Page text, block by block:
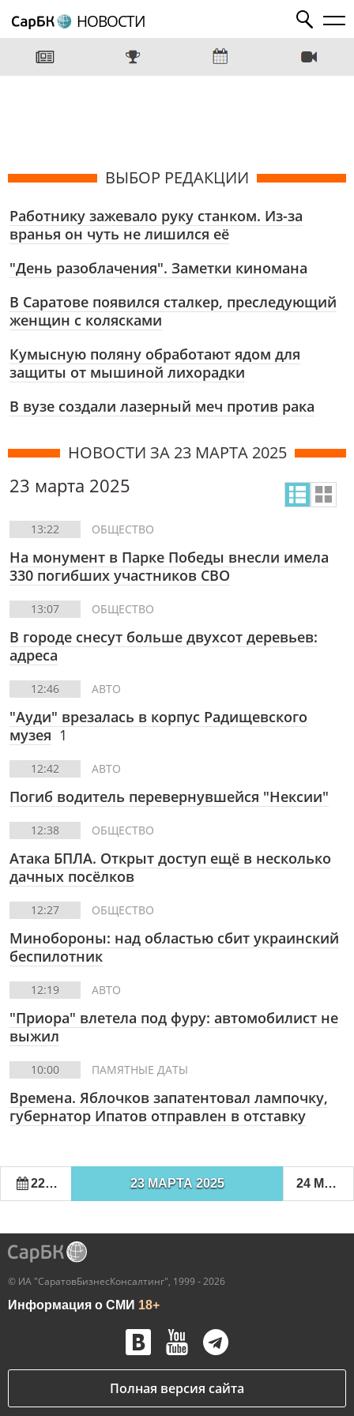
НОВОСТИ
ВЫБОР РЕДАКЦИИ
Работнику зажевало руку станком. Из-за
вранья он чуть не лишился её
"День разоблачения". Заметки киномана
В Саратове появился сталкер, преследующий
женщин с колясками
Кумысную поляну обработают ядом для
защиты от мышиной лихорадки
В вузе создали лазерный меч против рака
НОВОСТИ ЗА 23 МАРТА 2025
23 марта 2025
13:22 ОБЩЕСТВО
На монумент в Парке Победы внесли имела
330 погибших участников СВО
13:07 ОБЩЕСТВО
В городе снесут больше двухсот деревьев:
адреса
12:46 АВТО
"Ауди" врезалась в корпус Радищевского
музея 1
12:42 АВТО
Погиб водитель перевернувшейся "Нексии"
12:38 ОБЩЕСТВО
Атака БПЛА. Открыт доступ ещё в несколько
дачных посёлков
12:27 ОБЩЕСТВО
Минобороны: над областью сбит украинский
беспилотник
12:19 АВТО
"Приора" влетела под фуру: автомобилист не
выжил
10:00 ПАМЯТНЫЕ ДАТЫ
Времена. Яблочков запатентовал лампочку,
губернатор Ипатов отправлен в отставку
22 МАРТА 2025 23 МАРТА 2025 24 МАРТА 2025
© ИА "СаратовБизнесКонсалтинг", 1999 - 2026
Информация о СМИ 18+
Полная версия сайта